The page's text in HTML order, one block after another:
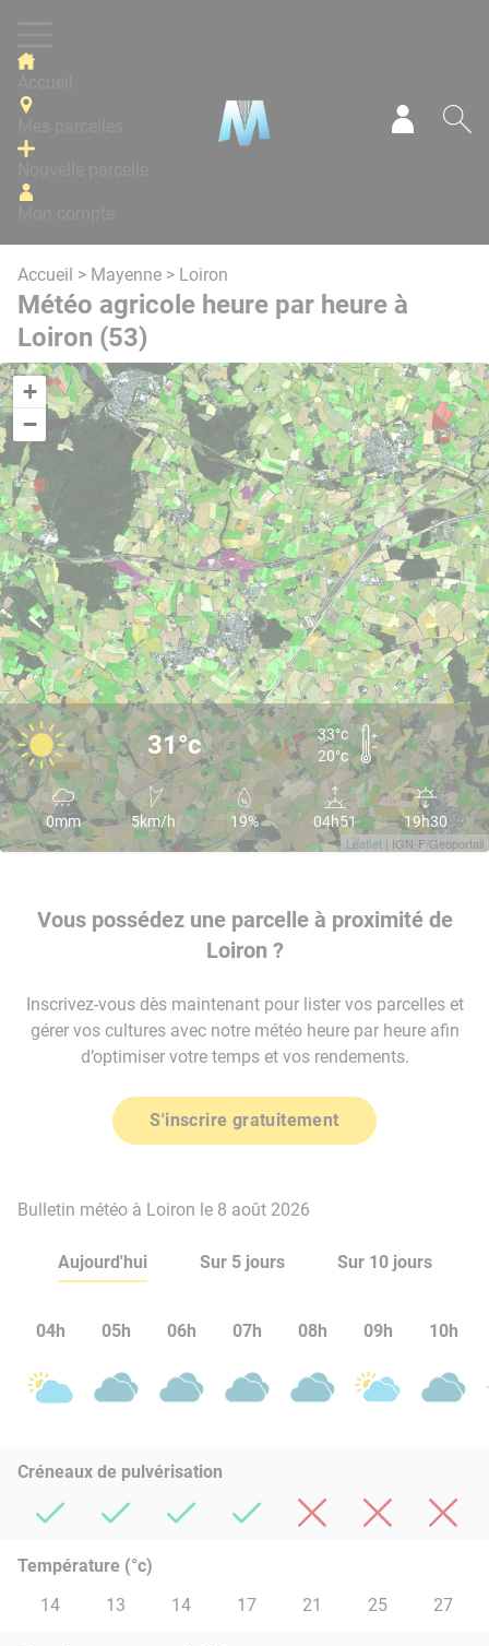
Accueil > Mayenne > Loiron
Météo agricole heure par heure à
Loiron (53)
+
−
Leaflet | IGN-F/Geoportail
31°c
33°c
20°c
0mm 5km/h 19% 04h51 19h30
Vous possédez une parcelle à proximité de
Loiron ?
Inscrivez-vous dès maintenant pour lister vos parcelles et
gérer vos cultures avec notre météo heure par heure afin
d’optimiser votre temps et vos rendements.
S'inscrire gratuitement
Bulletin météo à Loiron le 8 août 2026
Aujourd'hui Sur 5 jours Sur 10 jours
04h 05h 06h 07h 08h 09h 10h
Créneaux de pulvérisation
Température (°c)
14
13 14 17 21 25 27